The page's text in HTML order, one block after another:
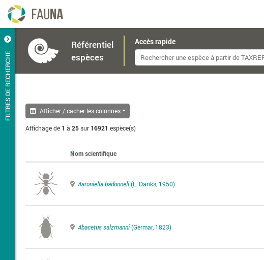
FILTRES DE RECHERCHE
Référentiel
espèces
Accès rapide
Afficher / cacher les colonnes
Affichage de 1 à 25sur 16921 espèce(s)
Nom scientifique
Aaroniella badonneli(L. Danks, 1950)
Abacetus salzmanni(Germar, 1823)